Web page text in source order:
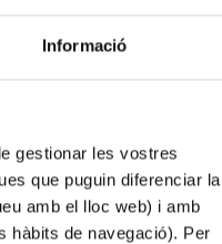
Informació
gestionar les vostres
que puguin diferenciar la
amb el lloc web) i amb
hàbits de navegació). Per
Habilitat i en darrera instància
Competent.